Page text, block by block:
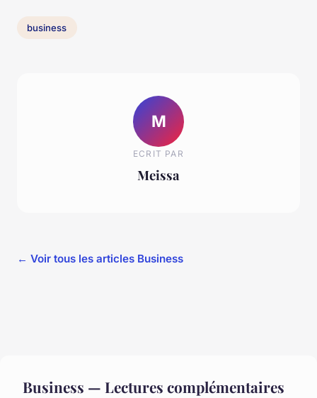
business
M
ECRIT PAR
Meissa
← Voir tous les articles Business
Business — Lectures complémentaires